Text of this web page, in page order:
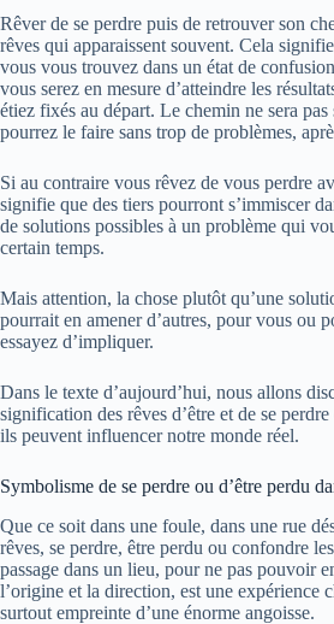
Rêver de se perdre puis de retrouver son
rêves qui apparaissent souvent. Cela
vous vous trouvez dans un état de
vous serez en mesure d’atteindre les
étiez fixés au départ. Le chemin ne sera
pourrez le faire sans trop de problèmes,
Si au contraire vous rêvez de vous perdre
signifie que des tiers pourront s’immiscer
de solutions possibles à un problème qui
certain temps.
Mais attention, la chose plutôt qu’une
pourrait en amener d’autres, pour vous ou
essayez d’impliquer.
Dans le texte d’aujourd’hui, nous allons
signification des rêves d’être et de se
ils peuvent influencer notre monde réel.
Symbolisme de se perdre ou d’être perdu
Que ce soit dans une foule, dans une rue
rêves, se perdre, être perdu ou confondre
passage dans un lieu, pour ne pas pouvoir
l’origine et la direction, est une expérience
surtout empreinte d’une énorme angoisse.